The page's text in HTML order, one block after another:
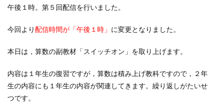
午後１時。第５回配信を行いました。
今回より配信時間が「午後１時」 に変更となりました。
本日は，算数の副教材「スイッチオン」を取り上げます。
内容は１年生の復習ですが，算数は積み上げ教科ですので，２年
生の内容にも１年生の内容が関連してきます。繰り返しがたいせ
つです。